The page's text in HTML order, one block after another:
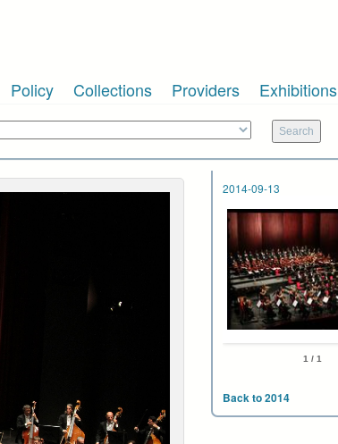
Policy Collections Providers Exhibitions
2014-09-13
1 / 1
Back to 2014